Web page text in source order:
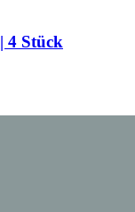
4 Stück